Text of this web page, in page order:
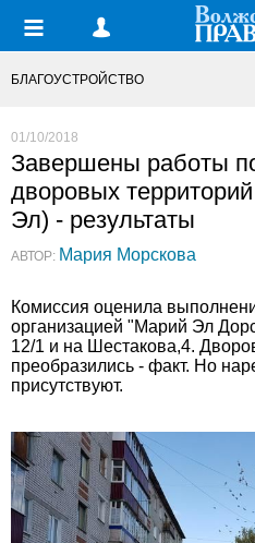
БЛАГОУСТРОЙСТВО
01/10/2018
Завершены работы
дворовых
Эл) - результаты
АВТОР: Мария Морскова
Комиссия оценила
организацией "Марий Эл
12/1 и на Шестакова,4.
преобразились - факт. Но
присутствуют.